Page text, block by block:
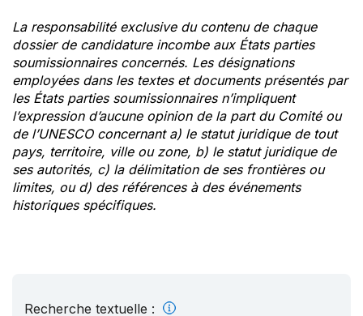
La responsabilité exclusive du contenu de chaque
dossier de candidature incombe aux États parties
soumissionnaires concernés. Les désignations
employées dans les textes et documents présentés par
les États parties soumissionnaires n’impliquent
l’expression d’aucune opinion de la part du Comité ou
de l’UNESCO concernant a) le statut juridique de tout
pays, territoire, ville ou zone, b) le statut juridique de
ses autorités, c) la délimitation de ses frontières ou
limites, ou d) des références à des événements
historiques spécifiques.
Recherche textuelle :